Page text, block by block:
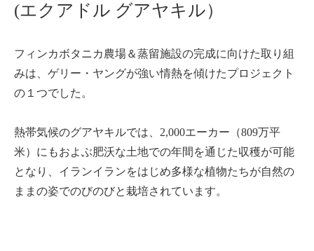
(エクアドル グアヤキル）
フィンカボタニカ農場＆蒸留施設の完成に向けた取り組
みは、ゲリー・ヤングが強い情熱を傾けたプロジェクト
の１つでした。
熱帯気候のグアヤキルでは、2,000エーカー（809万平
米）にもおよぶ肥沃な土地での年間を通じた収穫が可能
となり、イランイランをはじめ多様な植物たちが自然の
ままの姿でのびのびと栽培されています。